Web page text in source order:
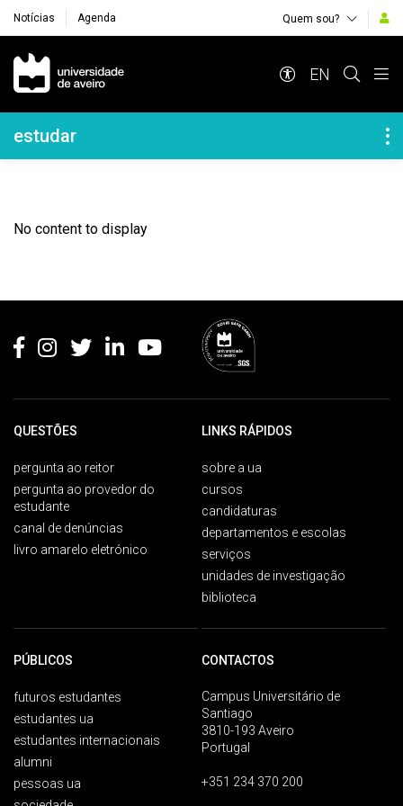
Notícias Agenda Quem sou?
Navegação Principal
EN
Navegação Lateral
estudar
No content to display
QUESTÕES
pergunta ao reitor
pergunta ao provedor do
estudante
canal de denúncias
livro amarelo eletrónico
LINKS RÁPIDOS
sobre a ua
cursos
candidaturas
departamentos e escolas
serviços
unidades de investigação
biblioteca
PÚBLICOS
futuros estudantes
estudantes ua
estudantes internacionais
alumni
pessoas ua
CONTACTOS
Campus Universitário de
Santiago
3810-193 Aveiro
Portugal
+351 234 370 200